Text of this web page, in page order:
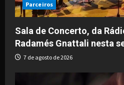
Parceiros
Sala de Concerto, da
Radamés Gnattali nesta
7 de agosto de 2026